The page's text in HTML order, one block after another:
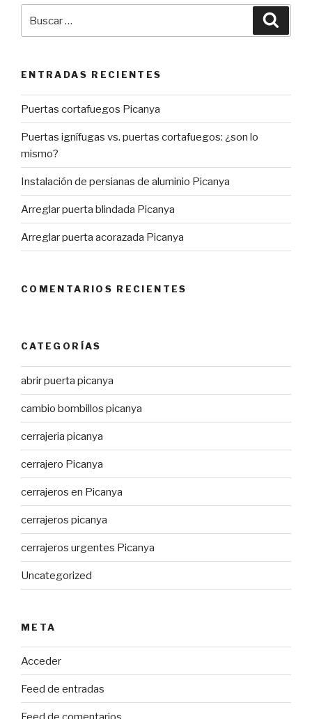
ENTRADAS RECIENTES
Puertas cortafuegos Picanya
Puertas ignífugas vs. puertas cortafuegos: ¿son lo
mismo?
Instalación de persianas de aluminio Picanya
Arreglar puerta blindada Picanya
Arreglar puerta acorazada Picanya
COMENTARIOS RECIENTES
CATEGORÍAS
abrir puerta picanya
cambio bombillos picanya
cerrajeria picanya
cerrajero Picanya
cerrajeros en Picanya
cerrajeros picanya
cerrajeros urgentes Picanya
Uncategorized
META
Acceder
Feed de entradas